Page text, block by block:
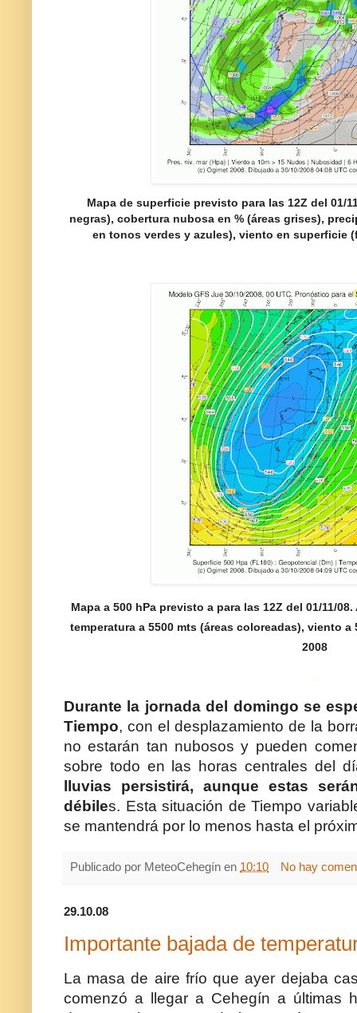
Mapa de superficie previsto para las 12Z del 01/
negras), cobertura nubosa en % (áreas grises),
en tonos verdes y azules), viento en superficie
Mapa a 500 hPa previsto a para las 12Z del 01/11/
temperatura a 5500 mts (áreas coloreadas), viento
2008
.
Durante la jornada del domingo se
Tiempo, con el desplazamiento de la
no estarán tan nubosos y pueden
sobre todo en las horas centrales del
lluvias persistirá, aunque estas
débiles. Esta situación de Tiempo
se mantendrá por lo menos hasta el
Publicado por MeteoCehegín en 10:10 No hay
29.10.08
Importante bajada de
La masa de aire frío que ayer dejaba
comenzó a llegar a Cehegín a últimas